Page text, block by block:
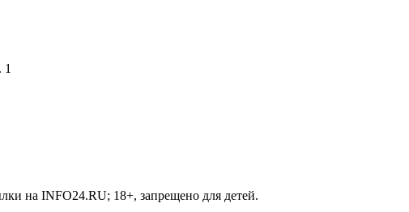
1
на INFO24.RU; 18+, запрещено для детей.